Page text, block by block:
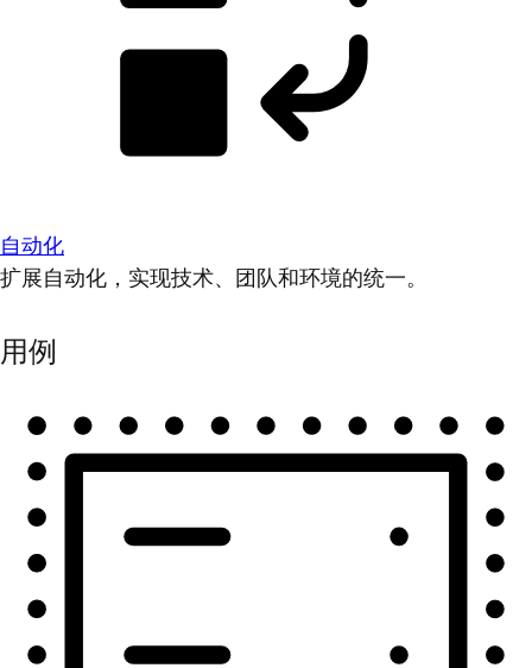
自动化
扩展自动化，实现技术、团队和环境的统一。
用例